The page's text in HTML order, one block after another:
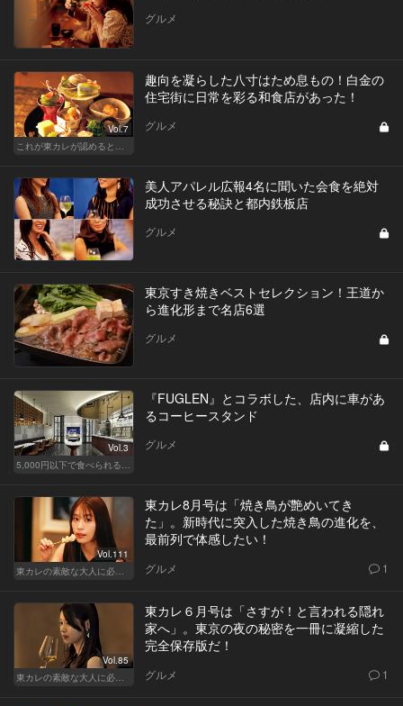
グルメ
Vol.7
趣向を凝らした八寸はため息もの！白金の
住宅街に日常を彩る和食店があった！
グルメ
美人アパレル広報4名に聞いた会食を絶対
成功させる秘訣と都内鉄板店
グルメ
東京すき焼きベストセレクション！王道か
ら進化形まで名店6選
グルメ
Vol.3
『FUGLEN』とコラボした、店内に車があ
るコーヒースタンド
グルメ
Vol.111
東カレ8月号は「焼き鳥が艶めいてき
た」。新時代に突入した焼き鳥の進化を、
最前列で体感したい！
グルメ 1
Vol.85
東カレ６月号は「さすが！と言われる隠れ
家へ」。東京の夜の秘密を一冊に凝縮した
完全保存版だ！
グルメ 1